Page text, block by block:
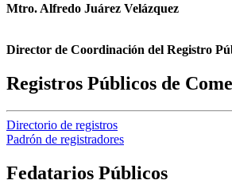
Mtro. Alfredo Juárez Velázquez
Director de Coordinación del Registro
Registros Públicos de
Directorio de registros
Padrón de registradores
Fedatarios Públicos